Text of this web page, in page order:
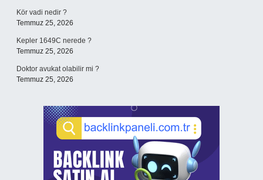
Kör vadi nedir ?
Temmuz 25, 2026
Kepler 1649C nerede ?
Temmuz 25, 2026
Doktor avukat olabilir mi ?
Temmuz 25, 2026